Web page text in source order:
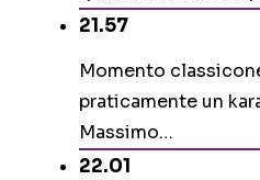
21.57
Momento
praticamente un
Massimo…
22.01